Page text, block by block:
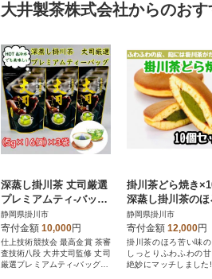
大井製茶株式会社からのお
深蒸し掛川茶 丈司厳選
プレミアムティ-バッグ
80g(5g 16個入)3袋セッ
ト
静岡県掛川市
寄付金額 10,000円
仕上技術競技会 最高金賞 茶審
査技術八段 大井丈司監修 丈司
厳選プレミアムティ-バッグ お
掛川茶どら焼き
深蒸し掛川茶のほ
い餡をしっとりふ
わの皮で包み込み
た(冷凍で発送)
静岡県掛川市
寄付金額 12,000円
掛川茶のほろ苦い味の
しっとりふわふわの
絶妙にマッチしました